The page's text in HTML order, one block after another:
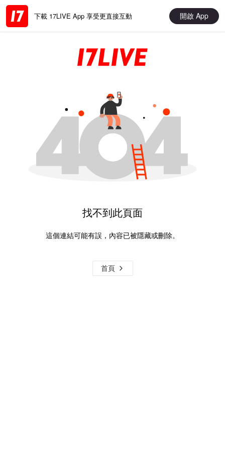
下載 17LIVE App 享受更直接互動 開啟 App
找不到此頁面
這個連結可能有誤，內容已被隱藏或刪除。
首頁